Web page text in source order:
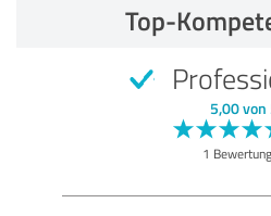
Top-
5,00 von
1